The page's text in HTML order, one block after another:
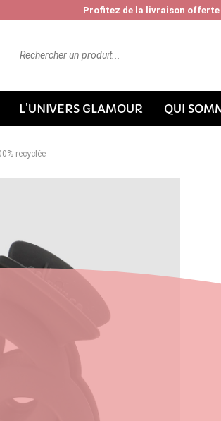
Profitez de la livraison offerte
L'UNIVERS GLAMOUR QUI
recyclée